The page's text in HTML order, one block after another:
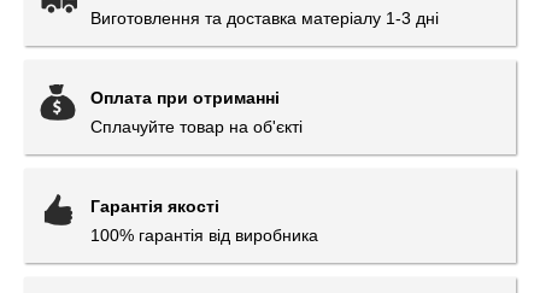
Виготовлення та доставка матеріалу 1-3 дні
Оплата при отриманні
Сплачуйте товар на об'єкті
Гарантія якості
100% гарантія від виробника